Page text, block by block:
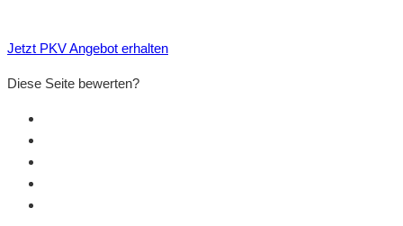
Jetzt PKV Angebot erhalten
Diese Seite bewerten?